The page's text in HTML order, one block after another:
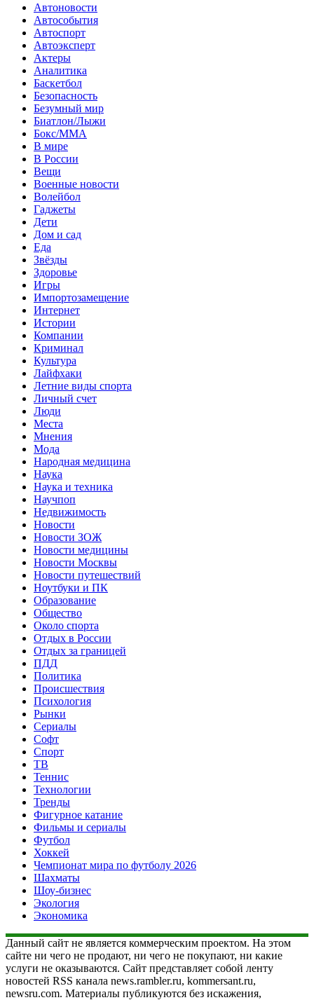
Автоновости
Автособытия
Автоспорт
Автоэксперт
Актеры
Аналитика
Баскетбол
Безопасность
Безумный мир
Биатлон/Лыжи
Бокс/MMA
В мире
В России
Вещи
Военные новости
Волейбол
Гаджеты
Дети
Дом и сад
Еда
Звёзды
Здоровье
Игры
Импортозамещение
Интернет
Истории
Компании
Криминал
Культура
Лайфхаки
Летние виды спорта
Личный счет
Люди
Места
Мнения
Мода
Народная медицина
Наука
Наука и техника
Научпоп
Недвижимость
Новости
Новости ЗОЖ
Новости медицины
Новости Москвы
Новости путешествий
Ноутбуки и ПК
Образование
Общество
Около спорта
Отдых в России
Отдых за границей
ПДД
Политика
Происшествия
Психология
Рынки
Сериалы
Софт
Спорт
ТВ
Теннис
Технологии
Тренды
Фигурное катание
Фильмы и сериалы
Футбол
Хоккей
Чемпионат мира по футболу 2026
Шахматы
Шоу-бизнес
Экология
Экономика
Данный сайт не является коммерческим проектом. На этом
сайте ни чего не продают, ни чего не покупают, ни какие
услуги не оказываются. Сайт представляет собой ленту
новостей RSS канала news.rambler.ru, kommersant.ru,
newsru.com. Материалы публикуются без искажения,